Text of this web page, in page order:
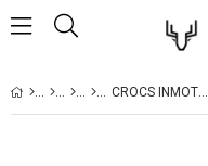
CROCS INMOTION CLOG TERLIK 209964-410